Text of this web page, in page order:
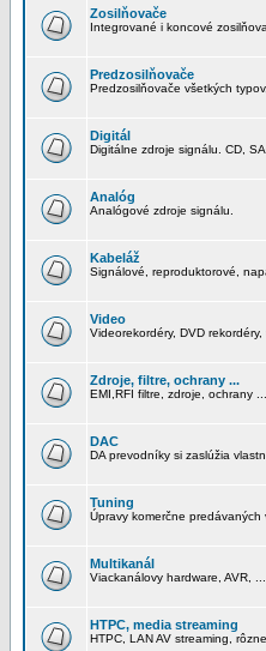
Zosilňovače
Integrované i koncové
Predzosilňovače
Predzosilňovače všetkých
Digitál
Digitálne zdroje signálu. CD,
Analóg
Analógové zdroje signálu.
Kabeláž
Signálové, reproduktorové,
Video
Videorekordéry, DVD rekordéry,
Zdroje, filtre, ochrany ...
EMI,RFI filtre, zdroje, ochrany ...
DAC
DA prevodníky si zaslúžia
Tuning
Úpravy komerčne predávaných
Multikanál
Viackanálovy hardware, AVR,
HTPC, media streaming
HTPC, LAN AV streaming,